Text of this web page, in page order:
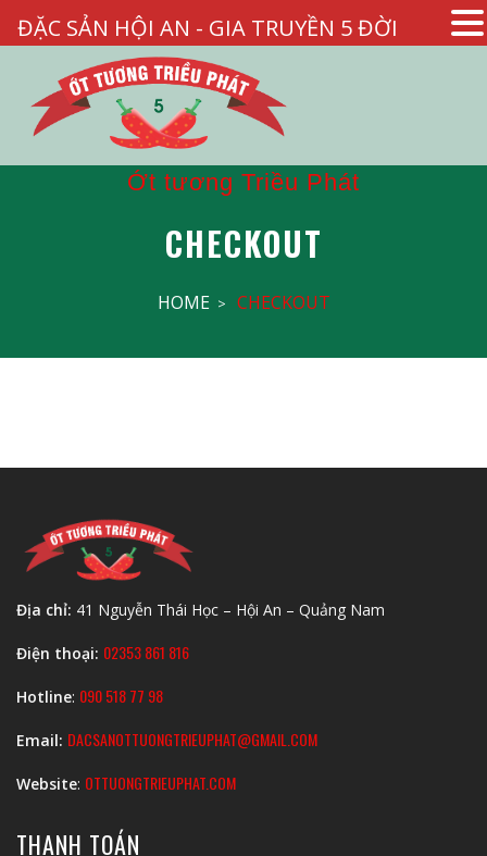
Ớt tương Triều Phát
CHECKOUT
HOME CHECKOUT
Địa chỉ: 41 Nguyễn Thái Học – Hội An – Quảng Nam
Điện thoại: 02353 861 816
Hotline: 090 518 77 98
Email: DACSANOTTUONGTRIEUPHAT@GMAIL.COM
Website: OTTUONGTRIEUPHAT.COM
THANH TOÁN
ĐẶC SẢN HỘI AN - GIA TRUYỀN 5 ĐỜI